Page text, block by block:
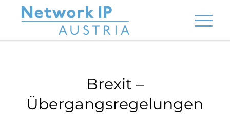
Brexit –
Übergangsregelungen